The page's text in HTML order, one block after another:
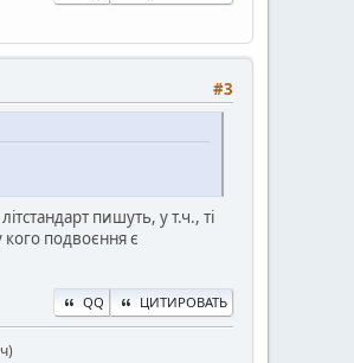
#3
пишуть, у т.ч., ті
подвоєння є
QQ ЦИТИРОВАТЬ